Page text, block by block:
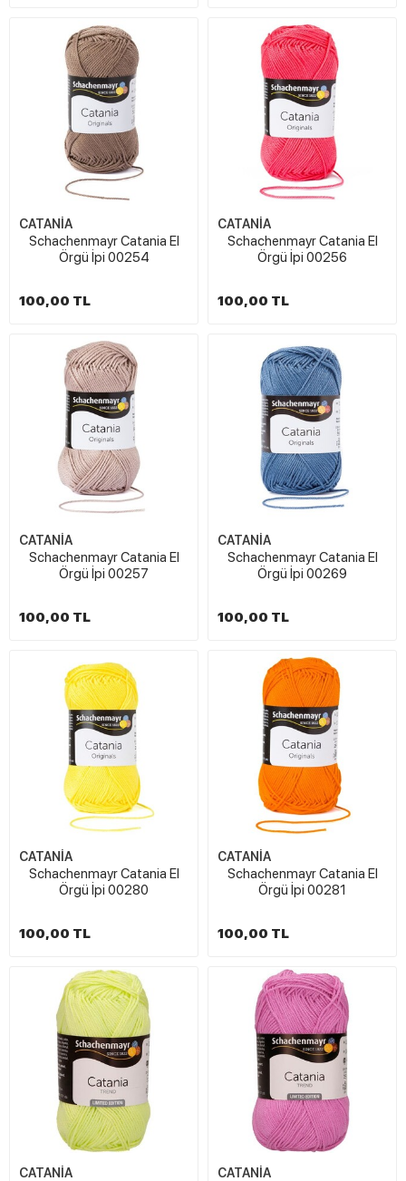
CATANİA
Schachenmayr Catania El
Örgü İpi 00254
100,00 TL
CATANİA
Schachenmayr Catania El
Örgü İpi 00256
100,00 TL
CATANİA
Schachenmayr Catania El
Örgü İpi 00257
100,00 TL
CATANİA
Schachenmayr Catania El
Örgü İpi 00269
100,00 TL
CATANİA
Schachenmayr Catania El
Örgü İpi 00280
100,00 TL
CATANİA
Schachenmayr Catania El
Örgü İpi 00281
100,00 TL
CATANİA CATANİA